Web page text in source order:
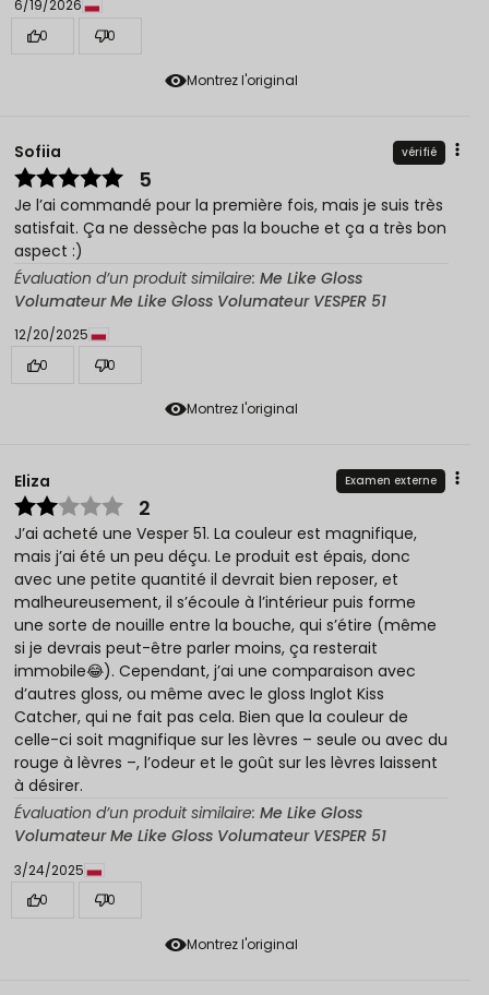
Montrez l'original
6/19/2026
0
0
Montrez l'original
Sofiia vérifié
5
Je l’ai commandé pour la première fois, mais je suis très
satisfait. Ça ne dessèche pas la bouche et ça a très bon
aspect :)
Évaluation d’un produit similaire: Me Like Gloss
Volumateur Me Like Gloss Volumateur VESPER 51
12/20/2025
0
0
Montrez l'original
Eliza Examen externe
2
J’ai acheté une Vesper 51. La couleur est magnifique,
mais j’ai été un peu déçu. Le produit est épais, donc
avec une petite quantité il devrait bien reposer, et
malheureusement, il s’écoule à l’intérieur puis forme
une sorte de nouille entre la bouche, qui s’étire (même
si je devrais peut-être parler moins, ça resterait
immobile😂). Cependant, j’ai une comparaison avec
d’autres gloss, ou même avec le gloss Inglot Kiss
Catcher, qui ne fait pas cela. Bien que la couleur de
celle-ci soit magnifique sur les lèvres – seule ou avec du
rouge à lèvres –, l’odeur et le goût sur les lèvres laissent
à désirer.
Évaluation d’un produit similaire: Me Like Gloss
Volumateur Me Like Gloss Volumateur VESPER 51
3/24/2025
0
0